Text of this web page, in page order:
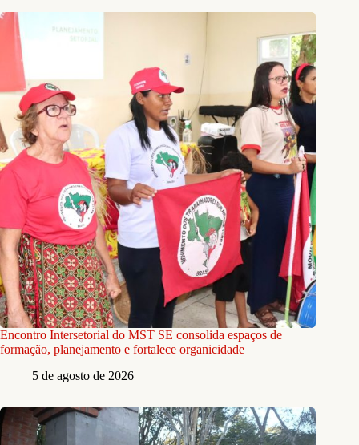
Encontro Intersetorial do MST SE consolida espaços de
formação, planejamento e fortalece organicidade
5 de agosto de 2026